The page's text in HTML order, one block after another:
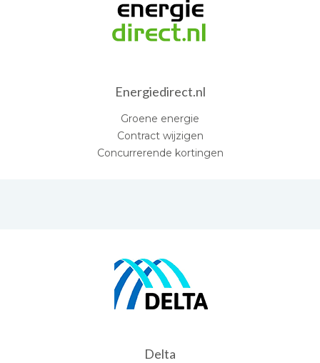
Energiedirect.nl
Groene energie
Contract wijzigen
Concurrerende kortingen
Delta